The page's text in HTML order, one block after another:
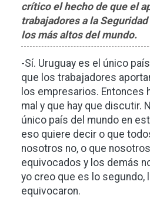
crítico el hecho de que el
trabajadores a la
los más altos del mundo.
-Sí. Uruguay es el único
que los trabajadores
los empresarios. Entonces
mal y que hay que discutir.
único país del mundo en
eso quiere decir o que
nosotros no, o que
equivocados y los demás
yo creo que es lo segundo,
equivocaron.